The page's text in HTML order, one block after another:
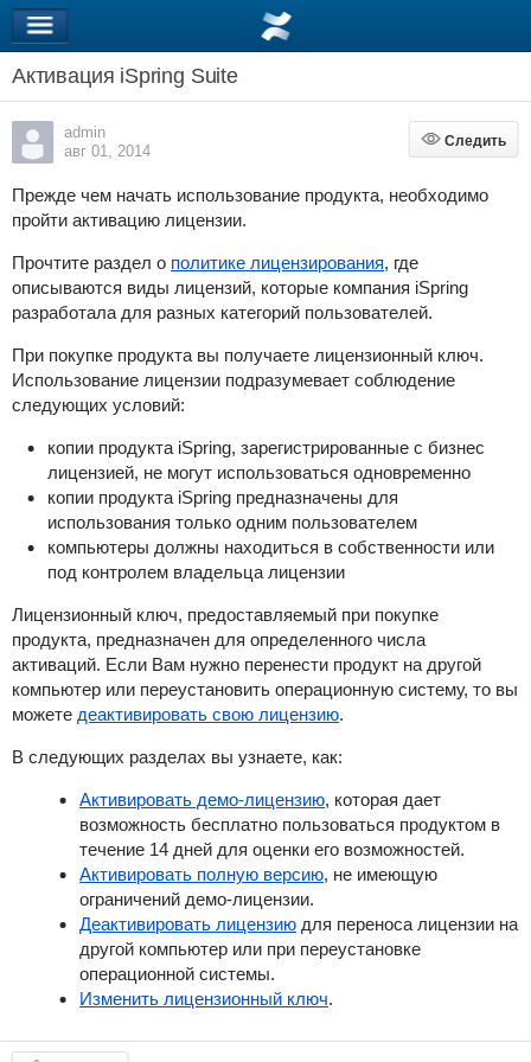
Активация iSpring Suite
admin
авг 01, 2014
Следить
Следить
Прежде чем начать использование продукта, необходимо
пройти активацию лицензии.
Прочтите раздел о политике лицензирования, где
описываются виды лицензий, которые компания iSpring
разработала для разных категорий пользователей.
При покупке продукта вы получаете лицензионный ключ.
Использование лицензии подразумевает соблюдение
следующих условий:
копии продукта iSpring, зарегистрированные с бизнес
лицензией, не могут использоваться одновременно
копии продукта iSpringпредназначены для
использования только одним пользователем
компьютеры должны находиться в собственности или
под контролем владельца лицензии
Лицензионный ключ, предоставляемый при покупке
продукта, предназначен для определенного числа
активаций. Если Вам нужно перенести продукт на другой
компьютер или переустановить операционную систему, то вы
можете деактивировать свою лицензию.
В следующих разделах вы узнаете, как:
Активировать демо-лицензию, которая дает
возможность бесплатно пользоваться продуктом в
течение 14 дней для оценки его возможностей.
Активировать полную версию, не имеющую
ограничений демо-лицензии.
Деактивировать лицензиюдля переноса лицензии на
другой компьютер или при переустановке
операционной системы.
Изменить лицензионный ключ.